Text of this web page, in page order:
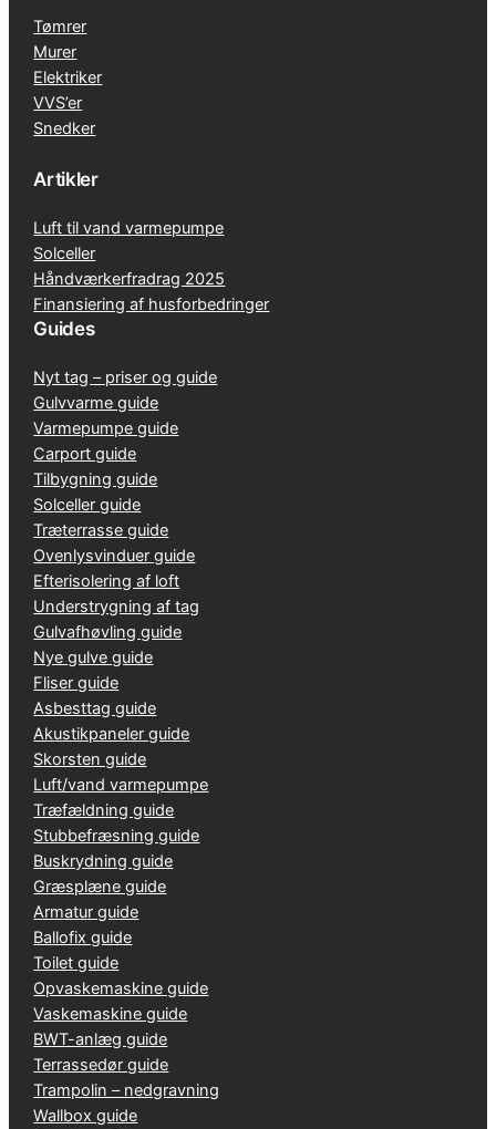
Tømrer
Murer
Elektriker
VVS’er
Snedker
Artikler
Luft til vand varmepumpe
Solceller
Håndværkerfradrag 2025
Finansiering af husforbedringer
Guides
Nyt tag – priser og guide
Gulvvarme guide
Varmepumpe guide
Carport guide
Tilbygning guide
Solceller guide
Træterrasse guide
Ovenlysvinduer guide
Efterisolering af loft
Understrygning af tag
Gulvafhøvling guide
Nye gulve guide
Fliser guide
Asbesttag guide
Akustikpaneler guide
Skorsten guide
Luft/vand varmepumpe
Træfældning guide
Stubbefræsning guide
Buskrydning guide
Græsplæne guide
Armatur guide
Ballofix guide
Toilet guide
Opvaskemaskine guide
Vaskemaskine guide
BWT-anlæg guide
Terrassedør guide
Trampolin – nedgravning
Wallbox guide